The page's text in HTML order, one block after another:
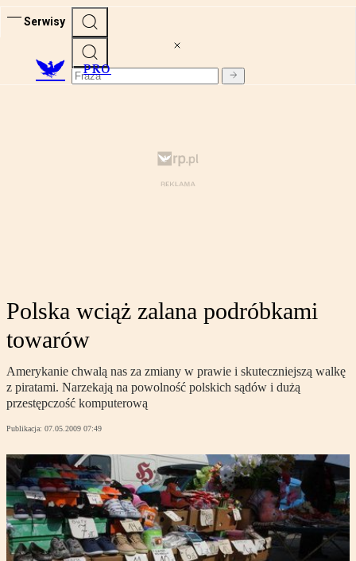
Serwisy
PRO
Polska wciąż zalana podróbkami
towarów
Amerykanie chwalą nas za zmiany w prawie i skuteczniejszą walkę
z piratami. Narzekają na powolność polskich sądów i dużą
przestępczość komputerową
Publikacja: 07.05.2009 07:49